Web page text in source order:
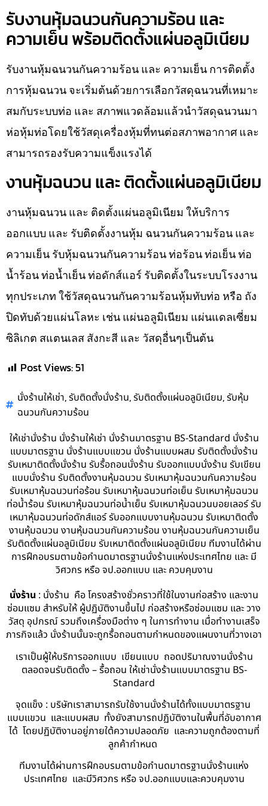
รับงานหุ้มฉนวนกันความร้อน และ
ความเย็น พร้อมติดตั้งแผ่นอลูมิเนียม
รับงานหุ้มฉนวนกันความร้อน และ ความเย็น การติดตั้ง
การหุ้มฉนวน จะเริ่มต้นด้วยการเลือกวัสดุฉนวนที่เหมาะ
สมกับระบบท่อ และ สภาพแวดล้อมแล้วนำวัสดุฉนวนมา
ห่อหุ้มท่อโดยใช้วัสดุเครื่องหุ้มที่ทนต่อสภาพอากาศ และ
สามารถรองรับความแข็งแรงได้
งานหุ้มฉนวน และ ติดตั้งแผ่นอลูมิเนียม
งานหุ้มฉนวน และ ติดตั้งแผ่นอลูมิเนียม ให้บริการ
ออกแบบ และ รับติดตั้งงานหุ้ม ฉนวนกันความร้อน และ
ความเย็น รับหุ้มฉนวนกันความร้อน ท่อร้อน ท่อเย็น ท่อ
น้ำร้อน ท่อน้ำเย็น ท่อดักส์แอร์ รับติดตั้งในระบบโรงงาน
ทุกประเภท ใช้วัสดุฉนวนกันความร้อนหุ้มทับท่อ หรือ ถัง
ปิดทับด้วยแผ่นโลหะ เช่น แผ่นอลูมิเนียม แผ่นแดลเซี่ยม
ซิลิเกต สแตนเลส สังกะสี และ วัสดุอื่นๆเป็นต้น
Post Views:51
นั่งร้านให้เช่า,รับติดตั้งนั่งร้าน,รับติดตั้งแผ่นอลูมิเนียม,รับหุ้ม
ฉนวนกันความร้อน
ให้เช่านั่งร้าน นั่งร้านให้เช่า นั่งร้านมาตรฐาน BS-Standard นั่งร้าน
แบบมาตรฐาน นั่งร้านแบบแขวน นั่งร้านแบบผสม รับติดตั้งนั่งร้าน
รับเหมาติดตั้งนั่งร้าน รับรื้อถอนนั่งร้าน รับออกแบบนั่งร้าน รับเขียน
แบบนั่งร้าน รับติดตั้งงานหุ้มฉนวน รับเหมาหุ้มฉนวนกันความร้อน
รับเหมาหุ้มฉนวนท่อร้อน รับเหมาหุ้มฉนวนท่อเย็น รับเหมาหุ้มฉนวน
ท่อน้ำร้อน รับเหมาหุ้มฉนวนท่อน้ำเย็น รับเหมาหุ้มฉนวนบอยเลอร์ รับ
เหมาหุ้มฉนวนท่อดักส์แอร์ รับออกแบบงานหุ้มฉนวน รับเหมาติดตั้ง
งานหุ้มฉนวน งานหุ้มฉนวนกันความร้อน งานหุ้มฉนวนกันความเย็น
รับติดตั้งแผ่นอลูมิเนียม รับเหมาติดตั้งแผ่นอลูมิเนียม ทีมงานได้ผ่าน
การฝึกอบรมตามข้อกำนดมาตรฐานนั่งร้านแห่งประเทศไทย และ มี
วิศวกร หรือ จป.ออกแบบ และ ควบคุมงาน
นั่งร้าน : นั่งร้าน คือ โครงสร้างชั่วคราวที่ใช้ในงานก่อสร้าง และงาน
ซ่อมแซม สำหรับให้ ผู้ปฏิบัติงานขึ้นไป ก่อสร้างหรือซ่อมแซม และ วาง
วัสดุ อุปกรณ์ รวมถึงเครื่องมือต่าง ๆ ในการทำงาน เมื่อทำงานเสร็จ
ภารกิจแล้ว นั่งร้านนั้นจะถูกรื้อถอนตามกำหนดของแผนงานที่วางเอา
เราเป็นผู้ให้บริการออกแบบ เขียนแบบ ถอดปริมาณงานนั่งร้าน
ตลอดจนรับติดตั้ง – รื้อถอน ให้เช่านั่งร้านแบบมาตรฐาน BS-
Standard
จุดแข็ง : บริษัทเราสามารถรับใช้งานนั่งร้านได้ทั้งแบบมาตรฐาน
แบบแขวน และแบบผสม ทั้งยังสามารถปฏิบัติงานในพื้นที่อับอากาศ
ได้ โดยปฏิบัติงานอยู่ภายใต้ความปลอดภัย และความถูกต้องตามที่
ลูกค้ากำหนด
ทีมงานได้ผ่านการฝึกอบรมตามข้อกำนดมาตรฐานนั่งร้านแห่ง
ประเทศไทย และมีวิศวกร หรือ จป.ออกแบบและควบคุมงาน